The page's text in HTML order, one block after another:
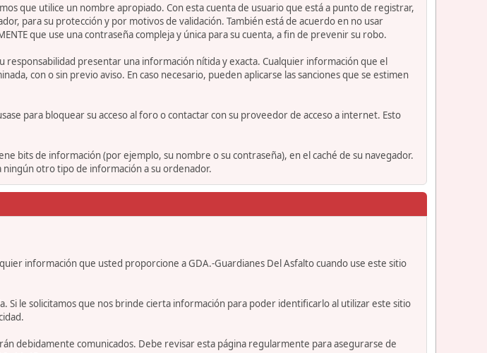
que utilice un nombre apropiado. Con esta cuenta de usuario que está a punto de registrar,
para su protección y por motivos de validación. También está de acuerdo en no usar
que use una contraseña compleja y única para su cuenta, a fin de prevenir su robo.
presentar una información nítida y exacta. Cualquier información que el
con o sin previo aviso. En caso necesario, pueden aplicarse las sanciones que se estimen
para bloquear su acceso al foro o contactar con su proveedor de acceso a internet. Esto
bits de información (por ejemplo, su nombre o su contraseña), en el caché de su navegador.
ningún otro tipo de información a su ordenador.
información que usted proporcione a GDA.-Guardianes Del Asfalto cuando use este sitio
le solicitamos que nos brinde cierta información para poder identificarlo al utilizar este sitio
debidamente comunicados. Debe revisar esta página regularmente para asegurarse de